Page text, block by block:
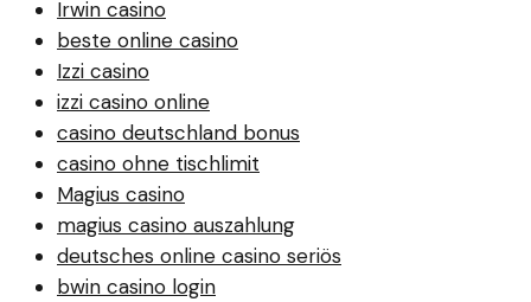
Irwin casino
beste online casino
Izzi casino
izzi casino online
casino deutschland bonus
casino ohne tischlimit
Magius casino
magius casino auszahlung
deutsches online casino seriös
bwin casino login